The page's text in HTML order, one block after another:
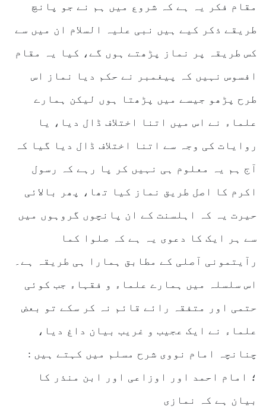
مقام فکر یہ ہے کہ شروع میں ہم نے جو پانچ
طریقے ذکر کیے ہیں نبی علیہ السلام ان میں سے
کس طریقہ پر نماز پڑھتے ہوں گے، کیا یہ مقام
افسوس نہیں کہ پیغمبر نے حکم دیا نماز اس
طرح پڑھو جیسے میں پڑھتا ہوں لیکن ہمارے
علماء نے اس میں اتنا اختلاف ڈال دیا، یا
روایات کی وجہ سے اتنا اختلاف ڈال دیا گیا کہ
آج ہم یہ معلوم ہی نہیں کر پا رہے کہ رسول
اکرم کا اصل طریق نماز کیا تھا، پھر بالائی
حیرت یہ کہ اہلسنت کے ان پانچوں گروہوں میں
سے ہر ایک کا دعوی یہ ہے کہ صلوا کما
رآیتمونی آصلی کے مطابق ہمارا ہی طریقہ ہے۔
اس سلسلہ میں ہمارے علماء و فقہاء جب کوئی
حتمی اور متفقہ رائے قائم نہ کر سکے تو بعض
علماء نے ایک عجیب و غریب بیان داغ دیا،
چنانچہ امام نووی شرح مسلم میں کہتے ہیں :
؛ امام احمد اور اوزاعی اور ابن منذر کا
بیان ہے کہ نمازی